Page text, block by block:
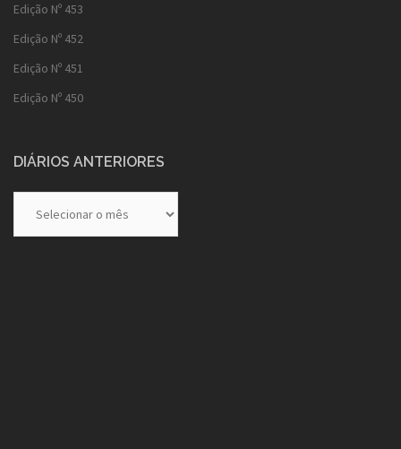
Edição Nº 453
Edição Nº 452
Edição Nº 451
Edição Nº 450
DIÁRIOS ANTERIORES
Anteriores